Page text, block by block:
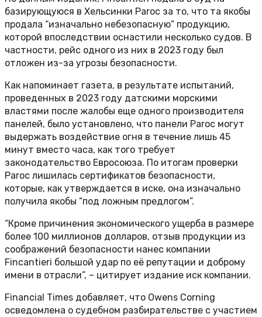
базирующуюся в Хельсинки Paroc за то, что та якобы
продала “изначально небезопасную” продукцию,
которой впоследствии оснастили несколько судов. В
частности, рейс одного из них в 2023 году был
отложен из-за угрозы безопасности.
Как напоминает газета, в результате испытаний,
проведенных в 2023 году датскими морскими
властями после жалобы еще одного производителя
панелей, было установлено, что панели Paroc могут
выдержать воздействие огня в течение лишь 45
минут вместо часа, как того требует
законодательство Евросоюза. По итогам проверки
Paroc лишилась сертификатов безопасности,
которые, как утверждается в иске, она изначально
получила якобы “под ложным предлогом”.
“Кроме причинения экономического ущерба в размере
более 100 миллионов долларов, отзыв продукции из
соображений безопасности нанес компании
Fincantieri большой удар по её репутации и доброму
имени в отрасли”, – цитирует издание иск компании.
Financial Times добавляет, что Owens Corning
осведомлена о судебном разбирательстве с участием